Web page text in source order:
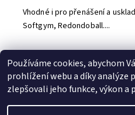
Vhodné i pro přenášení a
Softgym, Redondoball....
Buďte první, kdo napíše
Přidat komentář
Používáme cookies, abychom
prohlížení webu a díky analýze
zlepšovali jeho funkce, výkon a